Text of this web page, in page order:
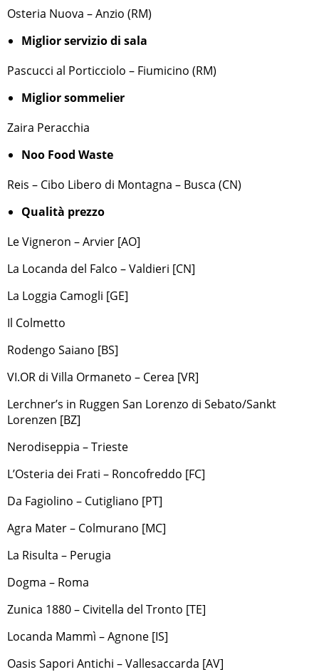
Osteria Nuova – Anzio (RM)
Miglior servizio di sala
Pascucci al Porticciolo – Fiumicino (RM)
Miglior sommelier
Zaira Peracchia
Noo Food Waste
Reis – Cibo Libero di Montagna – Busca (CN)
Qualità prezzo
Le Vigneron – Arvier [AO]
La Locanda del Falco – Valdieri [CN]
La Loggia Camogli [GE]
Il Colmetto
Rodengo Saiano [BS]
VI.OR di Villa Ormaneto – Cerea [VR]
Lerchner’s in Ruggen San Lorenzo di Sebato/Sankt
Lorenzen [BZ]
Nerodiseppia – Trieste
L’Osteria dei Frati – Roncofreddo [FC]
Da Fagiolino – Cutigliano [PT]
Agra Mater – Colmurano [MC]
La Risulta – Perugia
Dogma – Roma
Zunica 1880 – Civitella del Tronto [TE]
Locanda Mammì – Agnone [IS]
Oasis Sapori Antichi – Vallesaccarda [AV]